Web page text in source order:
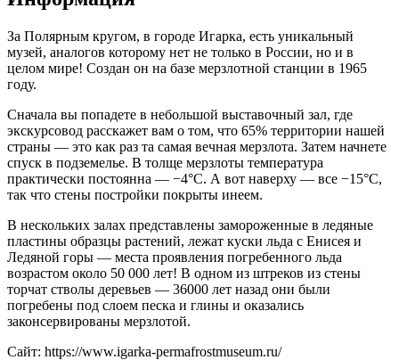
За Полярным кругом, в городе Игарка, есть уникальный
музей, аналогов которому нет не только в России, но и в
целом мире! Создан он на базе мерзлотной станции в 1965
году.
Сначала вы попадете в небольшой выставочный зал, где
экскурсовод расскажет вам о том, что 65% территории нашей
страны — это как раз та самая вечная мерзлота. Затем начнете
спуск в подземелье. В толще мерзлоты температура
практически постоянна — −4°С. А вот наверху — все −15°С,
так что стены постройки покрыты инеем.
В нескольких залах представлены замороженные в ледяные
пластины образцы растений, лежат куски льда с Енисея и
Ледяной горы — места проявления погребенного льда
возрастом около 50 000 лет! В одном из штреков из стены
торчат стволы деревьев — 36000 лет назад они были
погребены под слоем песка и глины и оказались
законсервированы мерзлотой.
Сайт: https://www.igarka-permafrostmuseum.ru/